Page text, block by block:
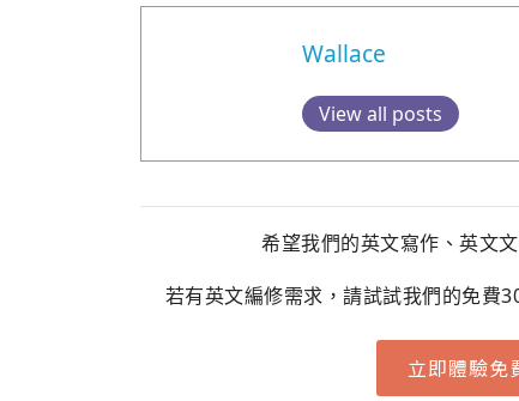
Wallace
View all posts
希望我們的英文寫作、英文
若有英文編修需求，請試試我們的免費
立即體驗免